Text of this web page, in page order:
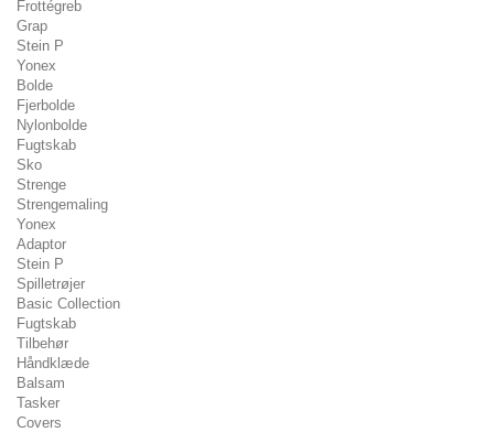
Frottégreb
Grap
Stein P
Yonex
Bolde
Fjerbolde
Nylonbolde
Fugtskab
Sko
Strenge
Strengemaling
Yonex
Adaptor
Stein P
Spilletrøjer
Basic Collection
Fugtskab
Tilbehør
Håndklæde
Balsam
Tasker
Covers